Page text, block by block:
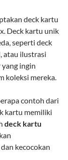
deck kartu
Deck kartu unik
seperti deck
atau ilustrasi
ingin
koleksi mereka.
contoh dari
kartu memiliki
deck kartu
kecocokan